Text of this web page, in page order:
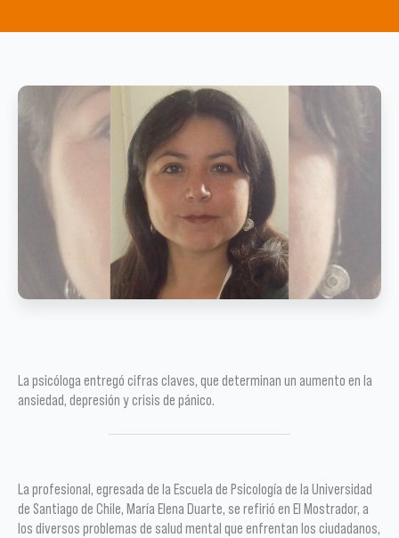
La psicóloga entregó cifras claves, que determinan un aumento en la
ansiedad, depresión y crisis de pánico.
La profesional, egresada de la Escuela de Psicología de la Universidad
de Santiago de Chile, María Elena Duarte, se refirió en El Mostrador, a
los diversos problemas de salud mental que enfrentan los ciudadanos,